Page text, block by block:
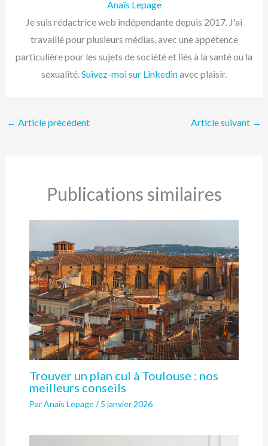
Anaïs Lepage
Je suis rédactrice web indépendante depuis 2017. J'ai
travaillé pour plusieurs médias, avec une appétence
particulière pour les sujets de société et liés à la santé ou la
sexualité.Suivez-moi sur Linkedinavec plaisir.
← Article précédent Article suivant →
Publications similaires
Trouver un plan cul à Toulouse : nos
meilleurs conseils
ParAnaïs Lepage/5 janvier 2026